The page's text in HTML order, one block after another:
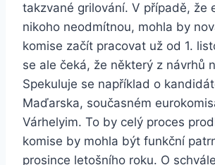
takzvané grilování. V případě, že
nikoho neodmítnou, mohla by
komise začít pracovat už od 1.
se ale čeká, že některý z návrhů
Spekuluje se například o
Maďarska, současném
Várhelyim. To by celý proces
komise by mohla být funkční
prosince letošního roku. O